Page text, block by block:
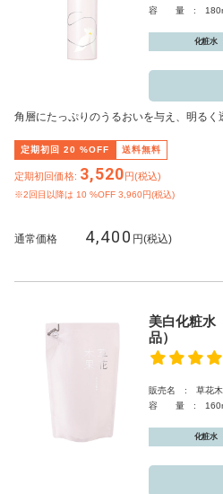
容 量 :
化粧水
角層にたっぷりのうるおいを与え、明るく
定期初回 20 %OFF 送料無料
定期初回価格: 3,520円(税込)
※2回目以降は 10 %OFF 3,960円(税込)
通常価格 4,400 円(税込)
美白化粧水
品）
販売名 : 草花木
容 量 :
化粧水